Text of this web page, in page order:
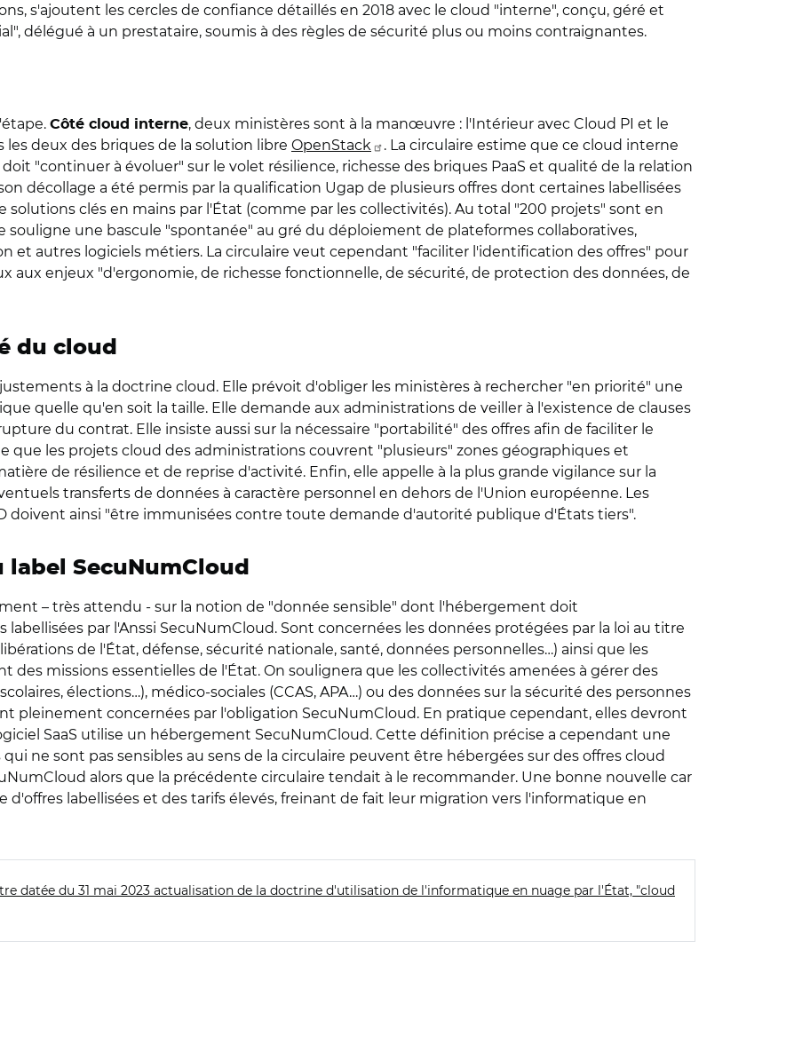
s'ajoutent les cercles de confiance détaillés en 2018 avec le cloud "interne", conçu, géré et
délégué à un prestataire, soumis à des règles de sécurité plus ou moins contraignantes.
Côté cloud interne, deux ministères sont à la manœuvre : l'Intérieur avec Cloud PI et le
deux des briques de la solution libre OpenStack
. La circulaire estime que ce cloud interne
"continuer à évoluer" sur le volet résilience, richesse des briques PaaS et qualité de la relation
décollage a été permis par la qualification Ugap de plusieurs offres dont certaines labellisées
clés en mains par l'État (comme par les collectivités). Au total "200 projets" sont en
souligne une bascule "spontanée" au gré du déploiement de plateformes collaboratives,
et autres logiciels métiers. La circulaire veut cependant "faciliter l'identification des offres" pour
aux enjeux "d'ergonomie, de richesse fonctionnelle, de sécurité, de protection des données, de
du cloud
à la doctrine cloud. Elle prévoit d'obliger les ministères à rechercher "en priorité" une
quelle qu'en soit la taille. Elle demande aux administrations de veiller à l'existence de clauses
du contrat. Elle insiste aussi sur la nécessaire "portabilité" des offres afin de faciliter le
que les projets cloud des administrations couvrent "plusieurs" zones géographiques et
de résilience et de reprise d'activité. Enfin, elle appelle à la plus grande vigilance sur la
transferts de données à caractère personnel en dehors de l'Union européenne. Les
doivent ainsi "être immunisées contre toute demande d'autorité publique d'États tiers".
label SecuNumCloud
– très attendu - sur la notion de "donnée sensible" dont l'hébergement doit
par l'Anssi SecuNumCloud. Sont concernées les données protégées par la loi au titre
de l'État, défense, sécurité nationale, santé, données personnelles…) ainsi que les
des missions essentielles de l'État. On soulignera que les collectivités amenées à gérer des
élections…), médico-sociales (CCAS, APA…) ou des données sur la sécurité des personnes
pleinement concernées par l'obligation SecuNumCloud. En pratique cependant, elles devront
SaaS utilise un hébergement SecuNumCloud. Cette définition précise a cependant une
ne sont pas sensibles au sens de la circulaire peuvent être hébergées sur des offres cloud
alors que la précédente circulaire tendait à le recommander. Une bonne nouvelle car
labellisées et des tarifs élevés, freinant de fait leur migration vers l'informatique en
datée du 31 mai 2023 actualisation de la doctrine d'utilisation de l'informatique en nuage par l'État, "cloud